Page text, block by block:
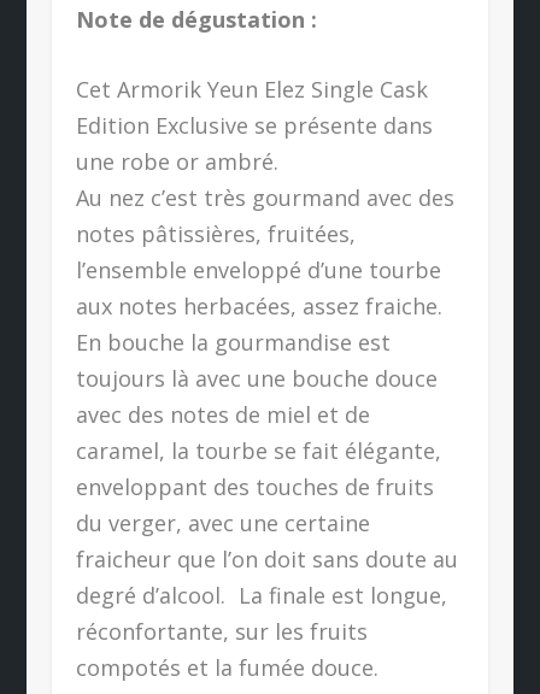
Note de dégustation :
Cet Armorik Yeun Elez Single Cask
Edition Exclusive se présente dans
une robe or ambré.
Au nez c’est très gourmand avec des
notes pâtissières, fruitées,
l’ensemble enveloppé d’une tourbe
aux notes herbacées, assez fraiche.
En bouche la gourmandise est
toujours là avec une bouche douce
avec des notes de miel et de
caramel, la tourbe se fait élégante,
enveloppant des touches de fruits
du verger, avec une certaine
fraicheur que l’on doit sans doute au
degré d’alcool. La finale est longue,
réconfortante, sur les fruits
compotés et la fumée douce.